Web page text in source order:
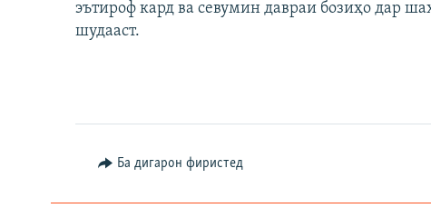
эътироф кард ва севумин давраи бозиҳо дар
шудааст.
Ба дигарон фиристед